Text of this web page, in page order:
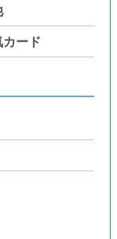
ード